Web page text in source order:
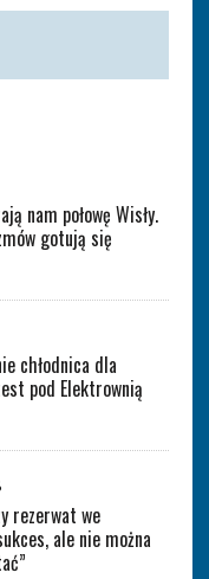
nam połowę Wisły.
gotują się
chłodnica dla
pod Elektrownią
rezerwat we
ale nie można